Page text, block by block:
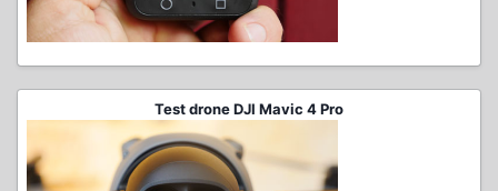
Test drone DJI Mavic 4 Pro